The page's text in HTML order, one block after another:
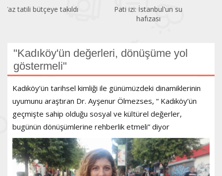
Pati izi: İstanbul'un su
Bir gezginin gözünden
Kadıköy
"Kadıköy'ün değerleri, dönüşüme yol
göstermeli"
Kadıköy’ün tarihsel kimliği ile günümüzdeki dinamiklerinin
uyumunu araştıran Dr. Ayşenur Ölmezses, “ Kadıköy’ün
geçmişte sahip olduğu sosyal ve kültürel değerler,
bugünün dönüşümlerine rehberlik etmeli” diyor